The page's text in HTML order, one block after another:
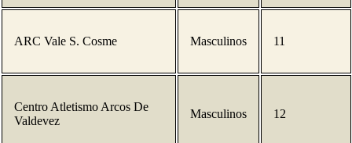
ARC Vale S. Cosme Masculinos 11
Centro Atletismo Arcos De
Valdevez
Masculinos 12